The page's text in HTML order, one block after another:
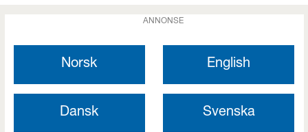
ANNONSE
Norsk English
Dansk Svenska